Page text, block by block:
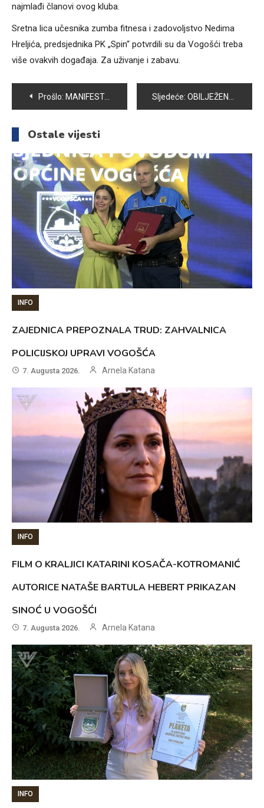
najmlađi članovi ovog kluba.
Sretna lica učesnika zumba fitnesa i zadovoljstvo Nedima
Hreljića, predsjednika PK „Spin“ potvrdili su da Vogošći treba
više ovakvih događaja. Za uživanje i zabavu.
Navigacija
članaka
Prošlo: MANIFESTACIJA „VOGOŠĆANSKI DANI 2017“: ODRŽAN BALETSKI RECITAL Sljedeće: OBILJEŽENA 25. GODIŠNJICA STRADANJA BOŠNJAKA U TIHOVIĆIMA
Ostale vijesti
INFO
ZAJEDNICA PREPOZNALA TRUD: ZAHVALNICA
POLICIJSKOJ UPRAVI VOGOŠĆA
7. Augusta 2026. Arnela Katana
INFO
FILM O KRALJICI KATARINI KOSAČA-KOTROMANIĆ
AUTORICE NATAŠE BARTULA HEBERT PRIKAZAN
SINOĆ U VOGOŠĆI
7. Augusta 2026. Arnela Katana
INFO